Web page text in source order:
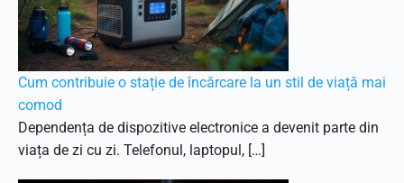
Cum contribuie o stație de încărcare la un stil de viață mai
comod
Dependența de dispozitive electronice a devenit parte din
viața de zi cu zi. Telefonul, laptopul, […]